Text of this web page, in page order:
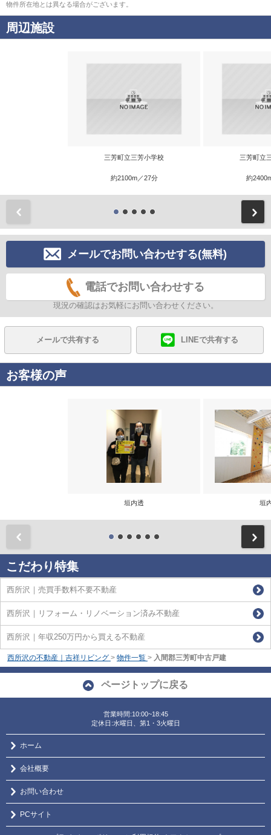
物件所在地とは異なる場合がございます。
周辺施設
三芳町立三芳小学校
約2100m／27分
三芳町立
約
メールでお問い合わせする(無料)
電話でお問い合わせする
現況の確認はお気軽にお問い合わせください。
メールで共有する LINEで共有する
お客様の声
垣内透 垣
こだわり特集
西所沢｜売買手数料不要不動産
西所沢｜リフォーム・リノベーション済み不動産
西所沢｜年収250万円から買える不動産
西所沢の不動産｜吉祥リビング > 物件一覧 > 入間郡三芳町中古戸建
ページトップに戻る
営業時間:10:00~18:45
定休日:水曜日、第1・3火曜日
ホーム
会社概要
お問い合わせ
PCサイト